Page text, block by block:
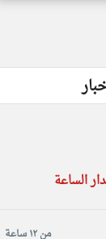
الساعة
من ١٢ ساعة